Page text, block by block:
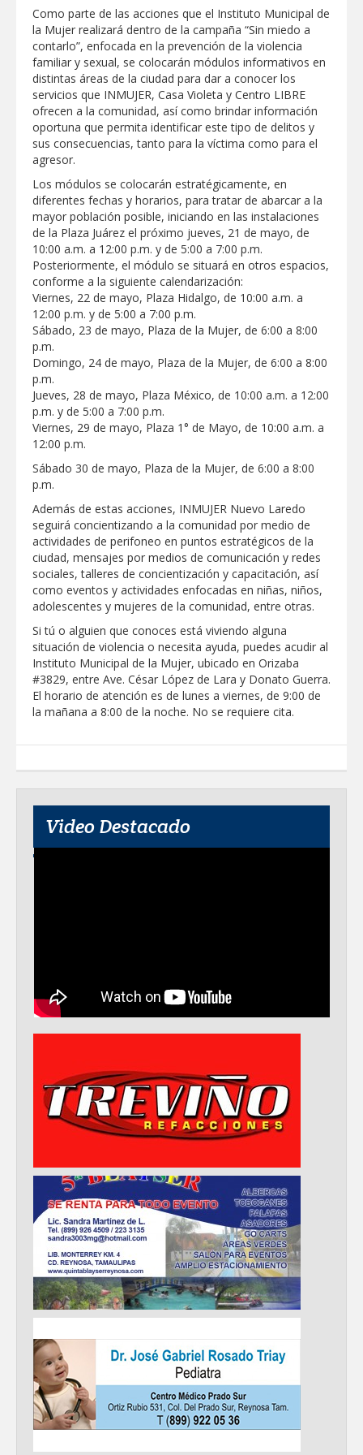
REFUERZA BIENESTAR ANIMAL
LABORES DE ATENCIÓN PARA REDUCIR
RIESGO DE ENFERMEDADES EN
MASCOTAS
Lleva gobierno de Reynosa programa
"Acción y Conciencia" a colonia
Integración Familiar
CARMEN LILIA CANTUROSAS LE
CUMPLE A FAMILIAS DEL PONIENTE:
ABREN INSCRIPCIONES PARA NUEVA
PRIMARIA EN EL PROGRESO
Entrega SEBIEN paquetes alimentarios
FORTALECE IMJUVE SALUD MENTAL DE
JÓVENES CON TERAPIAS PSICOLÓGICAS
GRATUITAS
Llama Carlos Peña Ortiz a realizar
investigación en tema de la refinería
Coordinan la SST y SET acciones para
fortalecer la formación médica y la
bioética en Tamaulipas
EXTREMAR PRECAUCIONES ANTE
ALTAS TEMPERATURAS DURANTE EL
PERIODO VACACIONAL
MERCADITA LA RED REUNIRÁ
EMPRENDIMIENTO, TALLERES Y
ACTIVIDADES FAMILIARES EN PLAZA
HIDALGO
Como parte de las acciones que el Instituto Municipal de
la Mujer realizará dentro de la campaña “Sin miedo a
contarlo”, enfocada en la prevención de la violencia
familiar y sexual, se colocarán módulos informativos en
distintas áreas de la ciudad para dar a conocer los
servicios que INMUJER, Casa Violeta y Centro LIBRE
ofrecen a la comunidad, así como brindar información
oportuna que permita identificar este tipo de delitos y
sus consecuencias, tanto para la víctima como para el
agresor.
Los módulos se colocarán estratégicamente, en
diferentes fechas y horarios, para tratar de abarcar a la
mayor población posible, iniciando en las instalaciones
de la Plaza Juárez el próximo jueves, 21 de mayo, de
10:00 a.m. a 12:00 p.m. y de 5:00 a 7:00 p.m.
Posteriormente, el módulo se situará en otros espacios,
conforme a la siguiente calendarización:
Viernes, 22 de mayo, Plaza Hidalgo, de 10:00 a.m. a
12:00 p.m. y de 5:00 a 7:00 p.m.
Sábado, 23 de mayo, Plaza de la Mujer, de 6:00 a 8:00
p.m.
Domingo, 24 de mayo, Plaza de la Mujer, de 6:00 a 8:00
p.m.
Jueves, 28 de mayo, Plaza México, de 10:00 a.m. a 12:00
p.m. y de 5:00 a 7:00 p.m.
Viernes, 29 de mayo, Plaza 1° de Mayo, de 10:00 a.m. a
12:00 p.m.
Sábado 30 de mayo, Plaza de la Mujer, de 6:00 a 8:00
p.m.
Además de estas acciones, INMUJER Nuevo Laredo
seguirá concientizando a la comunidad por medio de
actividades de perifoneo en puntos estratégicos de la
ciudad, mensajes por medios de comunicación y redes
sociales, talleres de concientización y capacitación, así
como eventos y actividades enfocadas en niñas, niños,
adolescentes y mujeres de la comunidad, entre otras.
Si tú o alguien que conoces está viviendo alguna
situación de violencia o necesita ayuda, puedes acudir al
Instituto Municipal de la Mujer, ubicado en Orizaba
#3829, entre Ave. César López de Lara y Donato Guerra.
El horario de atención es de lunes a viernes, de 9:00 de
la mañana a 8:00 de la noche. No se requiere cita.
Video Destacado